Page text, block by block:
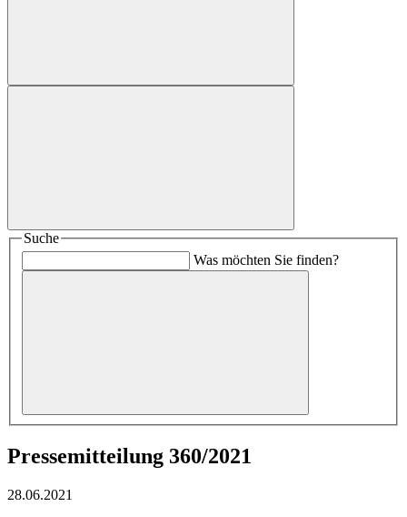
Suche
Was möchten Sie finden?
Pressemitteilung 360/2021
28.06.2021